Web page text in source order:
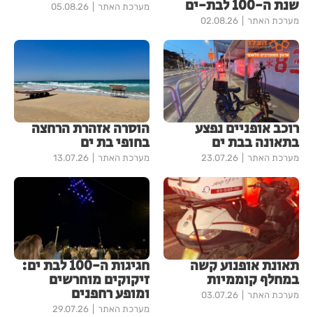
שנת ה-100 לבת-ים
מערכת האתר 02.08.26
מערכת האתר 05.08.26
רוכב אופניים נפצע
בתאונה בבת ים
מערכת האתר 23.07.26
הוסרה אזהרת הרחצה
בחופי בת ים
מערכת האתר 13.07.26
תאונת אופנוע קשה
במחלף קוממיות
מערכת האתר 03.07.26
חגיגות ה-100 לבת ים:
זיקוקים מוחרשים
ומופע רחפנים
מערכת האתר 29.07.26